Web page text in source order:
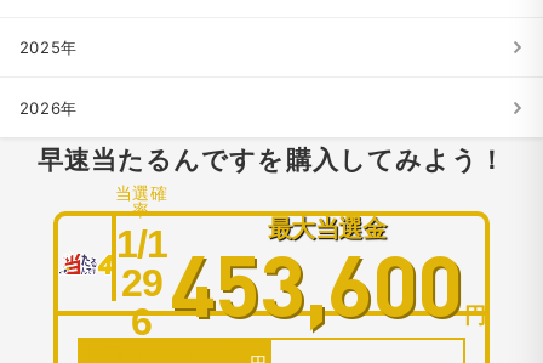
2025年
2026年
早速当たるんですを購入してみよう！
当選確
率
1/1
29
6
最大当選金
453,600円